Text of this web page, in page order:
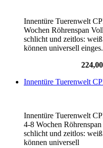
Innentüre Tuerenwelt
Wochen Röhrenspan
schlicht und zeitlos:
können universell
Innentüre Tuerenwelt
Innentüre Tuerenwelt
4-8 Wochen
schlicht und zeitlos:
können universell